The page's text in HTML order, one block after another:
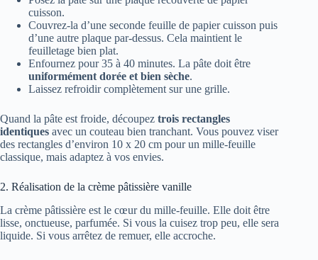
cuisson.
Couvrez-la d’une seconde feuille de papier cuisson puis
d’une autre plaque par-dessus. Cela maintient le
feuilletage bien plat.
Enfournez pour 35 à 40 minutes. La pâte doit être
uniformément dorée et bien sèche.
Laissez refroidir complètement sur une grille.
Quand la pâte est froide, découpez trois rectangles
identiques avec un couteau bien tranchant. Vous pouvez viser
des rectangles d’environ 10 x 20 cm pour un mille-feuille
classique, mais adaptez à vos envies.
2. Réalisation de la crème pâtissière vanille
La crème pâtissière est le cœur du mille-feuille. Elle doit être
lisse, onctueuse, parfumée. Si vous la cuisez trop peu, elle sera
liquide. Si vous arrêtez de remuer, elle accroche.